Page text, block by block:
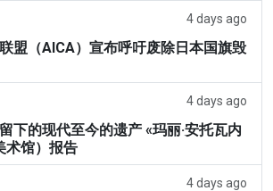
4 days ago
盟（AICA）宣布呼吁废除日本国旗毁
4 days ago
下的现代至今的遗产 «玛丽·安托瓦内
术馆）报告
4 days ago